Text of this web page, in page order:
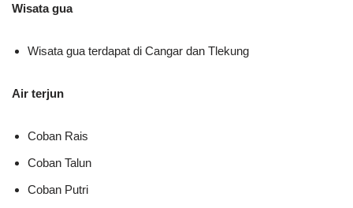
Wisata gua
Wisata gua terdapat di Cangar dan Tlekung
Air terjun
Coban Rais
Coban Talun
Coban Putri